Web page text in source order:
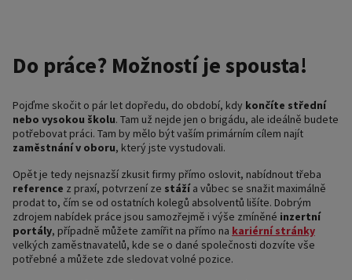
Do práce? Možností je spousta!
Pojďme skočit o pár let dopředu, do období, kdy končíte střední
nebo vysokou školu. Tam už nejde jen o brigádu, ale ideálně budete
potřebovat práci. Tam by mělo být vaším primárním cílem najít
zaměstnání v oboru, který jste vystudovali.
Opět je tedy nejsnazší zkusit firmy přímo oslovit, nabídnout třeba
reference z praxí, potvrzení ze stážía vůbec se snažit maximálně
prodat to, čím se od ostatních kolegů absolventů lišíte. Dobrým
zdrojem nabídek práce jsou samozřejmě i výše zmíněné inzertní
portály, případně můžete zamířit na přímo na kariérní stránky
velkých zaměstnavatelů, kde se o dané společnosti dozvíte vše
potřebné a můžete zde sledovat volné pozice.